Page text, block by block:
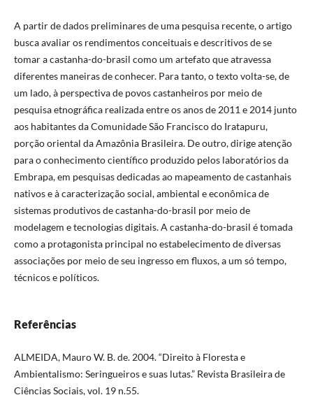
A partir de dados preliminares de uma pesquisa recente, o artigo
busca avaliar os rendimentos conceituais e descritivos de se
tomar a castanha-do-brasil como um artefato que atravessa
diferentes maneiras de conhecer. Para tanto, o texto volta-se, de
um lado, à perspectiva de povos castanheiros por meio de
pesquisa etnográfica realizada entre os anos de 2011 e 2014 junto
aos habitantes da Comunidade São Francisco do Iratapuru,
porção oriental da Amazônia Brasileira. De outro, dirige atenção
para o conhecimento científico produzido pelos laboratórios da
Embrapa, em pesquisas dedicadas ao mapeamento de castanhais
nativos e à caracterização social, ambiental e econômica de
sistemas produtivos de castanha-do-brasil por meio de
modelagem e tecnologias digitais. A castanha-do-brasil é tomada
como a protagonista principal no estabelecimento de diversas
associações por meio de seu ingresso em fluxos, a um só tempo,
técnicos e políticos.
Referências
ALMEIDA, Mauro W. B. de. 2004. “Direito à Floresta e
Ambientalismo: Seringueiros e suas lutas.” Revista Brasileira de
Ciências Sociais, vol. 19 n.55.